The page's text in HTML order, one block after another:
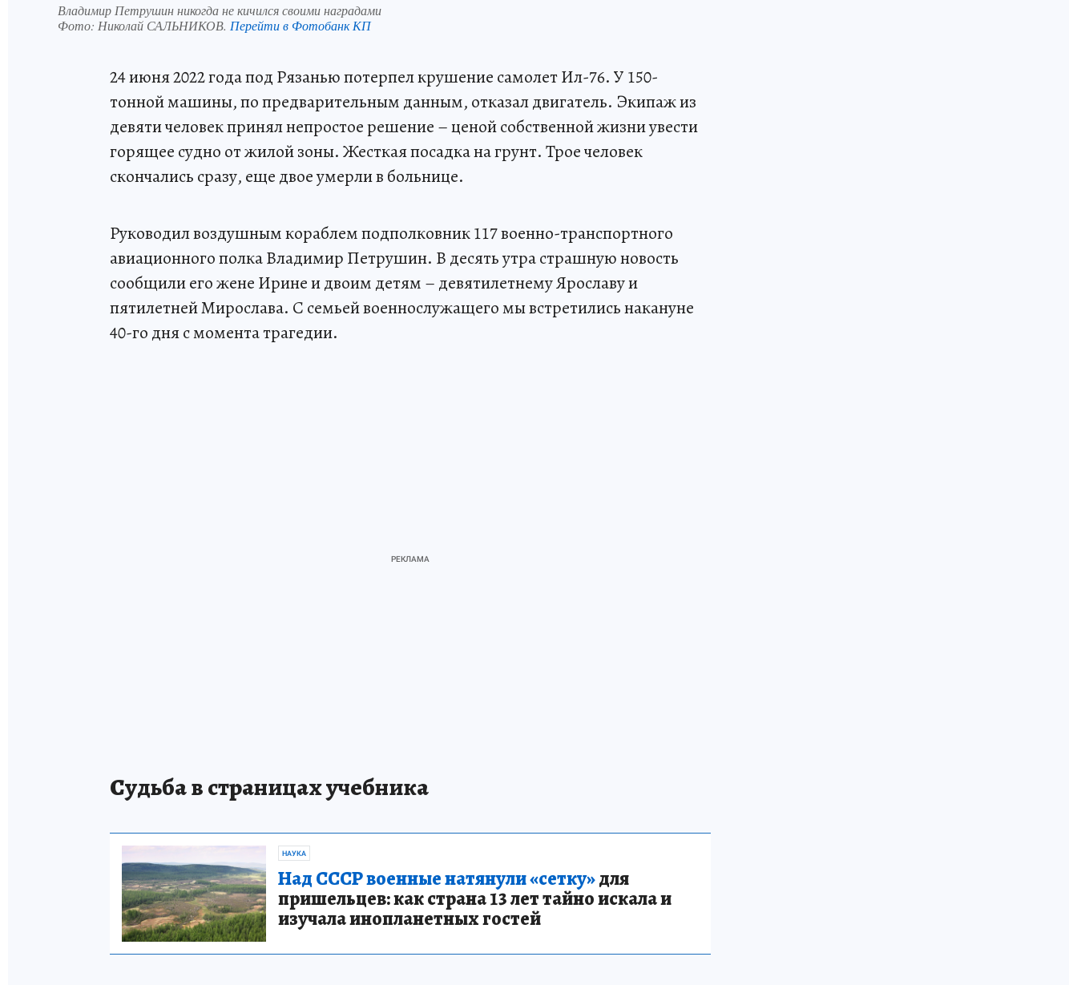
Владимир Петрушин никогда не кичился своими наградами
Фото: Николай САЛЬНИКОВ. Перейти в Фотобанк КП
24 июня 2022 года под Рязанью потерпел крушение самолет Ил-76. У 150-
тонной машины, по предварительным данным, отказал двигатель. Экипаж из
девяти человек принял непростое решение – ценой собственной жизни увести
горящее судно от жилой зоны. Жесткая посадка на грунт. Трое человек
скончались сразу, еще двое умерли в больнице.
Руководил воздушным кораблем подполковник 117 военно-транспортного
авиационного полка Владимир Петрушин. В десять утра страшную новость
сообщили его жене Ирине и двоим детям – девятилетнему Ярославу и
пятилетней Мирослава. С семьей военнослужащего мы встретились накануне
40-го дня с момента трагедии.
Судьба в страницах учебника
НАУКА
Над СССР военные натянули «сетку»для
пришельцев: как страна 13 лет тайно искала и
изучала инопланетных гостей